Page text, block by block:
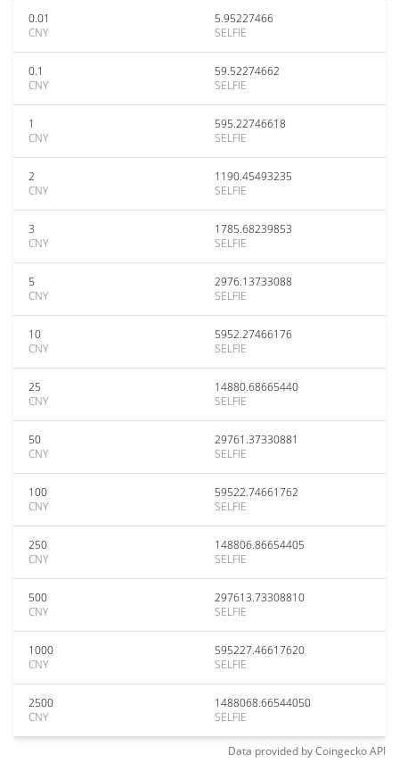
0.01
CNY
5.95227466
SELFIE
0.1
CNY
59.52274662
SELFIE
1
CNY
595.22746618
SELFIE
2
CNY
1190.45493235
SELFIE
3
CNY
1785.68239853
SELFIE
5
CNY
2976.13733088
SELFIE
10
CNY
5952.27466176
SELFIE
25
CNY
14880.68665440
SELFIE
50
CNY
29761.37330881
SELFIE
100
CNY
59522.74661762
SELFIE
250
CNY
148806.86654405
SELFIE
500
CNY
297613.73308810
SELFIE
1000
CNY
595227.46617620
SELFIE
2500
CNY
1488068.66544050
SELFIE
Data provided byCoingeckoAPI